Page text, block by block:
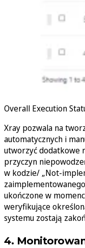
Overall Execution
Xray pozwala na
automatycznych i
utworzyć dodatkowe
przyczyn
w kodzie/ „Not-
ukończone w
weryfikujące
systemu zostają
4.